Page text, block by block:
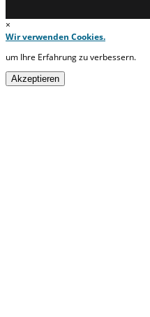
×
Wir verwenden Cookies.
um Ihre Erfahrung zu verbessern.
Akzeptieren